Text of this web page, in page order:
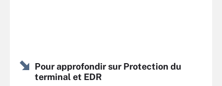
Pour approfondir sur Protection du
terminal et EDR